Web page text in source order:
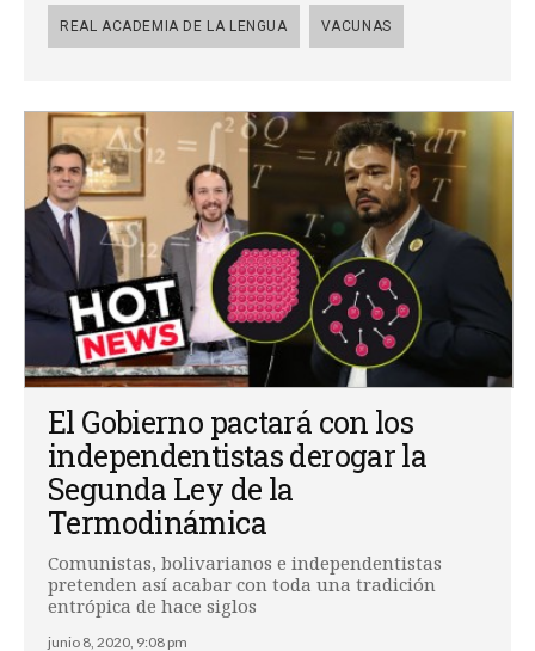
REAL ACADEMIA DE LA LENGUA VACUNAS
El Gobierno pactará con los
independentistas derogar la
Segunda Ley de la
Termodinámica
Comunistas, bolivarianos e independentistas
pretenden así acabar con toda una tradición
entrópica de hace siglos
junio 8, 2020, 9:08 pm